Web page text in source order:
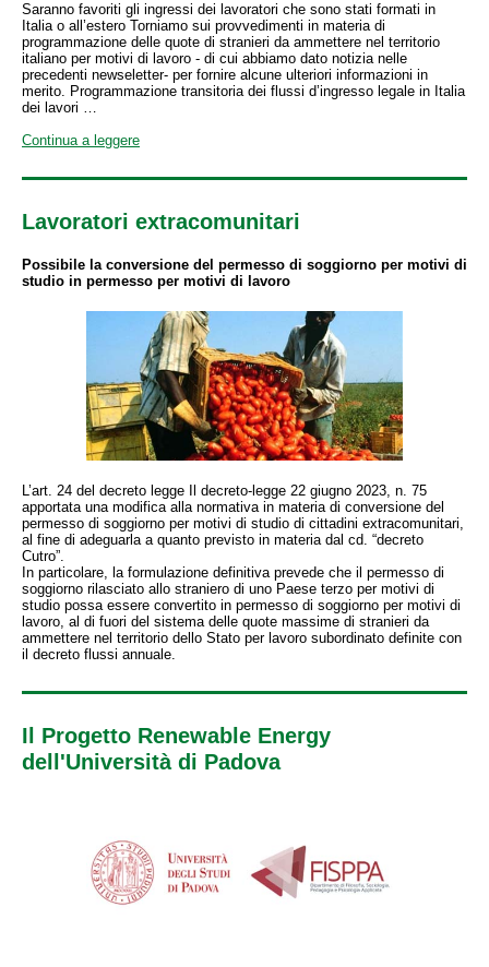
Saranno favoriti gli ingressi dei lavoratori che sono stati formati in
Italia o all’estero Torniamo sui provvedimenti in materia di
programmazione delle quote di stranieri da ammettere nel territorio
italiano per motivi di lavoro - di cui abbiamo dato notizia nelle
precedenti newseletter- per fornire alcune ulteriori informazioni in
merito. Programmazione transitoria dei flussi d’ingresso legale in Italia
dei lavori …
Continua a leggere
Lavoratori extracomunitari
Possibile la conversione del permesso di soggiorno per motivi di
studio in permesso per motivi di lavoro
L’art. 24 del decreto legge Il decreto-legge 22 giugno 2023, n. 75
apportata una modifica alla normativa in materia di conversione del
permesso di soggiorno per motivi di studio di cittadini extracomunitari,
al fine di adeguarla a quanto previsto in materia dal cd. “decreto
Cutro”.
In particolare, la formulazione definitiva prevede che il permesso di
soggiorno rilasciato allo straniero di uno Paese terzo per motivi di
studio possa essere convertito in permesso di soggiorno per motivi di
lavoro, al di fuori del sistema delle quote massime di stranieri da
ammettere nel territorio dello Stato per lavoro subordinato definite con
il decreto flussi annuale.
Il Progetto Renewable Energy
dell'Università di Padova